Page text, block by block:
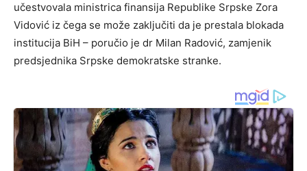
učestvovala ministrica finansija Republike Srpske Zora
Vidović iz čega se može zaključiti da je prestala blokada
institucija BiH – poručio je dr Milan Radović, zamjenik
predsjednika Srpske demokratske stranke.